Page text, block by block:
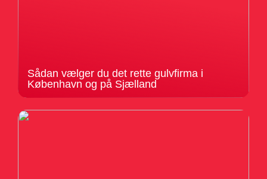
Sådan vælger du det rette gulvfirma i
København og på Sjælland